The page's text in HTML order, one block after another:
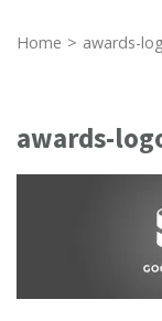
Home > awards-
awards-